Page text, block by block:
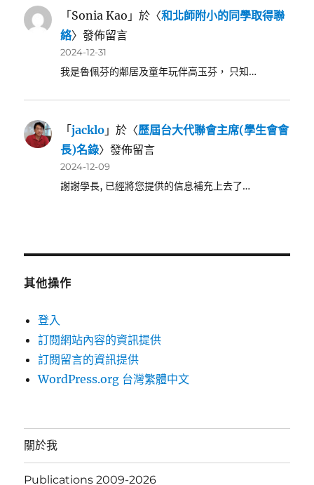
「Sonia Kao 」於〈和北師附小的同學取得聯
絡〉發佈留言
2024-12-31
我是魯佩芬的鄰居及童年玩伴高玉芬， 只知…
「jacklo 」於〈歷屆台大代聯會主席(學生會會
長)名錄〉發佈留言
2024-12-09
謝謝學長, 已經將您提供的信息補充上去了…
其他操作
登入
訂閱網站內容的資訊提供
訂閱留言的資訊提供
WordPress.org 台灣繁體中文
關於我
Publications 2009-2026